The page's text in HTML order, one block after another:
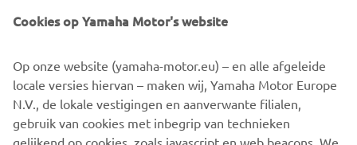
tevoren én een hele leuke route.
Gewoon heel leuk om tijdens zo'n
georganiseerde uitgebreide proefrit
Cookies op Yamaha Motor's website
Op onze website (yamaha-motor.eu) – en alle afgeleide
locale versies hiervan – maken wij, Yamaha Motor Europe
N.V., de lokale vestigingen en aanverwante filialen,
gebruik van cookies met inbegrip van technieken
gelijkend op cookies, zoals javascript en web beacons. We